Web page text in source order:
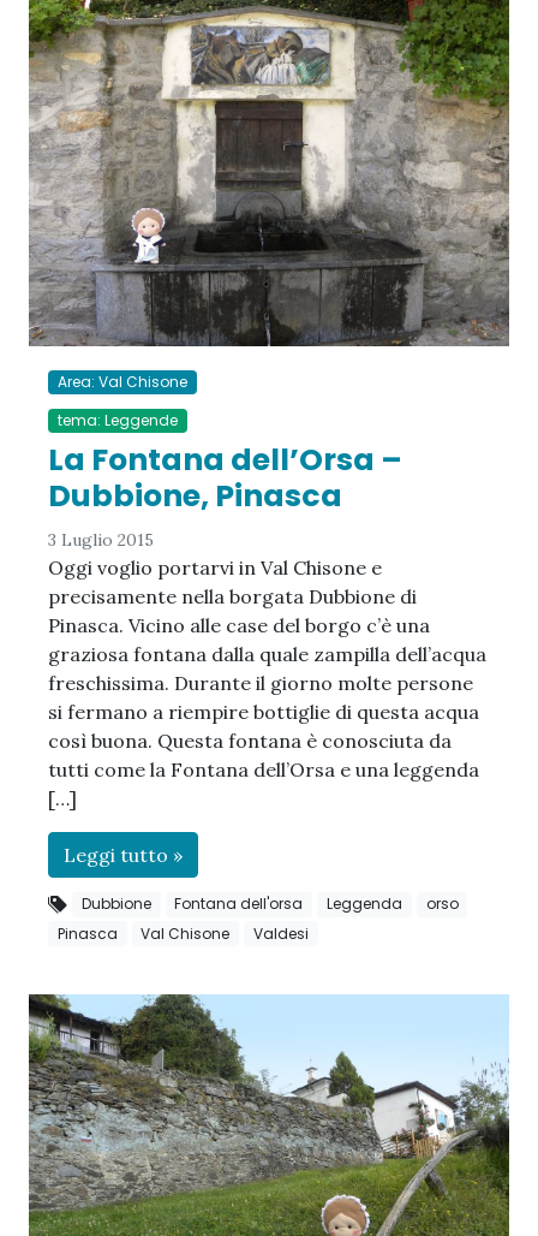
Area: Val Chisone
tema: Leggende
La Fontana dell’Orsa –
Dubbione, Pinasca
3 Luglio 2015
Oggi voglio portarvi in Val Chisone e
precisamente nella borgata Dubbione di
Pinasca. Vicino alle case del borgo c’è una
graziosa fontana dalla quale zampilla dell’acqua
freschissima. Durante il giorno molte persone
si fermano a riempire bottiglie di questa acqua
così buona. Questa fontana è conosciuta da
tutti come la Fontana dell’Orsa e una leggenda
[…]
Leggi tutto »
Dubbione Fontana dell'orsa Leggenda
orso
Pinasca
Val Chisone Valdesi